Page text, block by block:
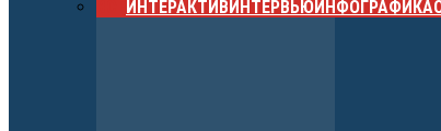
ИНТЕРАКТИВ ИНТЕРВЬЮИНФОГРАФИКА